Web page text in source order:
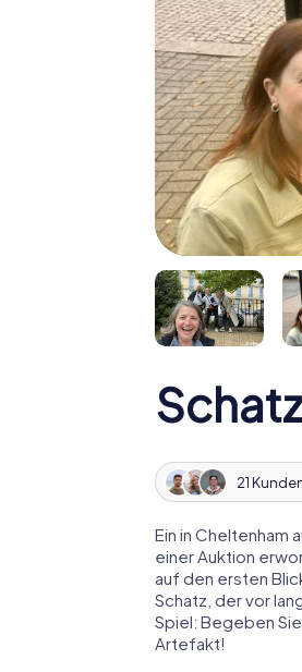
21
Ein in Cheltenham
einer Auktion
auf den ersten
Schatz, der vor
Spiel: Begeben
Artefakt!